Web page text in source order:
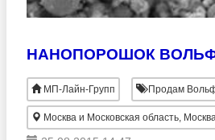
НАНОПОРОШОК
МП-Лайн-Групп Продам
Москва и Московская область,